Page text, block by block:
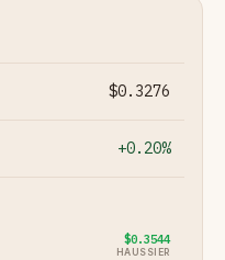
$0.3276
+0.20%
$0.3544
HAUSSIER